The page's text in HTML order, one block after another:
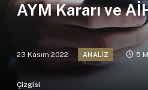
AYM Kararı ve
23 Kasım 2022 ANALIZ 5
Çizgisi